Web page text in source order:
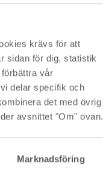
krävs för att
sidan för dig, statistik
vår
delar specifik och
det med övrig
avsnittet "Om" ovan.
Marknadsföring